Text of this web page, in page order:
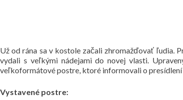
Už od rána sa v kostole začali zhromažďovať ľudia.
vydali s veľkými nádejami do novej vlasti.
veľkoformátové postre, ktoré informovali o
Vystavené postre: